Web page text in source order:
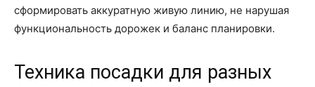
сформировать аккуратную живую линию, не нарушая
функциональность дорожек и баланс планировки.
Техника посадки для разных